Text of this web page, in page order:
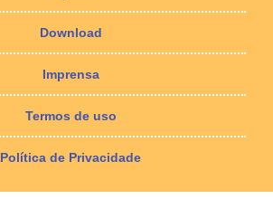
Download
Imprensa
Termos de uso
Política de Privacidade